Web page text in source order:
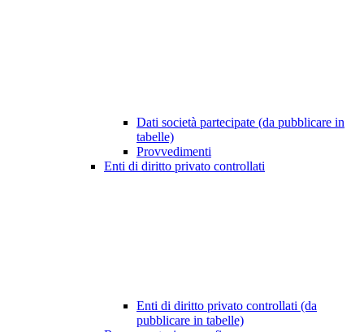
Dati società partecipate (da pubblicare in
tabelle)
Provvedimenti
Enti di diritto privato controllati
Enti di diritto privato controllati (da
pubblicare in tabelle)